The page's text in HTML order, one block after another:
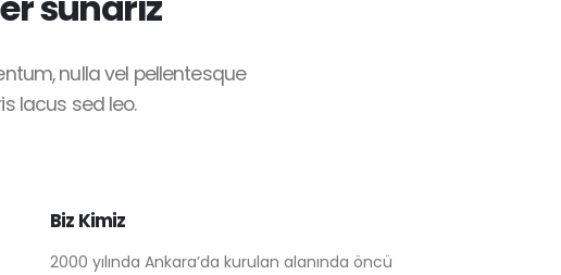
nulla vel pellentesque
lacus sed leo.
Biz Kimiz
2000 yılında Ankara’da kurulan alanında öncü